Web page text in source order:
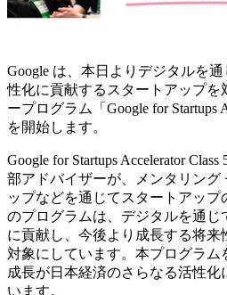
Google は、本日よりデジタルを
性化に貢献するスタートアップを
ープログラム「Google for Startups
を開始します。
Google for Startups Accelerator
部アドバイザーが、メンタリング
ップなどを通じてスタートアップ
のプログラムは、デジタルを通
に貢献し、今後より成長する将
対象にしています。本プログラ
成長が日本経済のさらなる活性化
います。